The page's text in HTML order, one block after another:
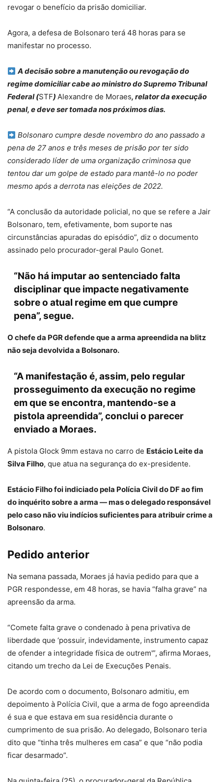
revogar o benefício da prisão domiciliar.
Agora, a defesa de Bolsonaro terá 48 horas para se
manifestar no processo.
A decisão sobre a manutenção ou revogação do
regime domiciliar cabe ao ministro do Supremo Tribunal
Federal (STF) Alexandre de Moraes, relator da execução
penal, e deve ser tomada nos próximos dias.
Bolsonaro cumpre desde novembro do ano passado a
pena de 27 anos e três meses de prisão por ter sido
considerado líder de uma organização criminosa que
tentou dar um golpe de estado para mantê-lo no poder
mesmo após a derrota nas eleições de 2022.
“A conclusão da autoridade policial, no que se refere a Jair
Bolsonaro, tem, efetivamente, bom suporte nas
circunstâncias apuradas do episódio”, diz o documento
assinado pelo procurador-geral Paulo Gonet.
“Não há imputar ao sentenciado falta
disciplinar que impacte negativamente
sobre o atual regime em que cumpre
pena”, segue.
O chefe da PGR defende que a arma apreendida na blitz
não seja devolvida a Bolsonaro.
“A manifestação é, assim, pelo regular
prosseguimento da execução no regime
em que se encontra, mantendo-se a
pistola apreendida”, conclui o parecer
enviado a Moraes.
A pistola Glock 9mm estava no carro de Estácio Leite da
Silva Filho, que atua na segurança do ex-presidente.
Estácio Filho foi indiciado pela Polícia Civil do DF ao fim
do inquérito sobre a arma — mas o delegado responsável
pelo caso não viu indícios suficientes para atribuir crime a
Bolsonaro.
Pedido anterior
Na semana passada, Moraes já havia pedido para que a
PGR respondesse, em 48 horas, se havia “falha grave” na
apreensão da arma.
“Comete falta grave o condenado à pena privativa de
liberdade que ‘possuir, indevidamente, instrumento capaz
de ofender a integridade física de outrem'”, afirma Moraes,
citando um trecho da Lei de Execuções Penais.
De acordo com o documento, Bolsonaro admitiu, em
depoimento à Polícia Civil, que a arma de fogo apreendida
é sua e que estava em sua residência durante o
cumprimento de sua prisão. Ao delegado, Bolsonaro teria
dito que “tinha três mulheres em casa” e que “não podia
ficar desarmado”.